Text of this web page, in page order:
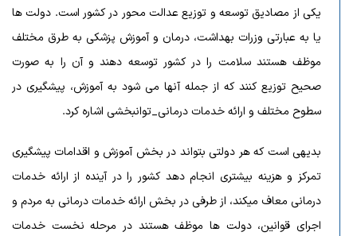
یکی از مصادیق توسعه و توزیع عدالت محور در کشور است. دولت ها
یا به عبارتی وزرات بهداشت، درمان و آموزش پزشکی به طرق مختلف
موظف هستند سلامت را در کشور توسعه دهند و آن را به صورت
صحیح توزیع کنند که از جمله آنها می شود به آموزش، پیشگیری در
سطوح مختلف و ارائه خدمات درمانی_توانبخشی اشاره کرد.
بدیهی است که هر دولتی بتواند در بخش آموزش و اقدامات پیشگیری
تمرکز و هزینه بیشتری انجام دهد کشور را در آینده از ارائه خدمات
درمانی معاف میکند، از طرفی در بخش ارائه خدمات درمانی به مردم و
اجرای قوانین، دولت ها موظف هستند در مرحله نخست خدمات